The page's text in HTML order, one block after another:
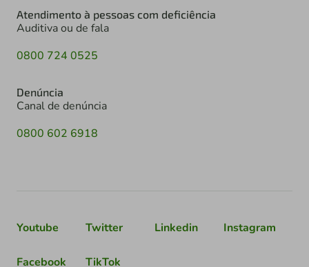
Atendimento à pessoas com deficiência
Auditiva ou de fala
0800 724 0525
Denúncia
Canal de denúncia
0800 602 6918
Youtube Twitter Linkedin Instagram
Facebook TikTok